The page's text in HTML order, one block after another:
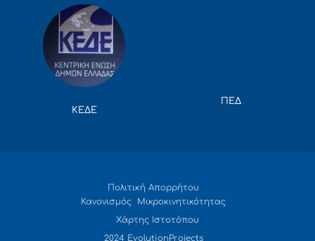
ΚΕΔΕ
ΠΕΔ
Πολιτική Απορρήτου
Κανονισμός Μικροκινητικότητας
Χάρτης Ιστοτόπου
2024 EvolutionProjects